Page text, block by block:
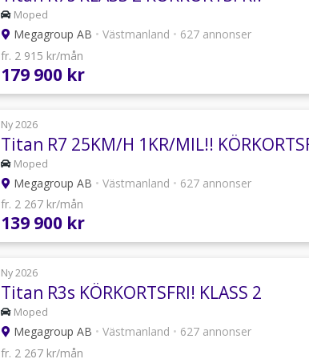
Moped
Megagroup AB • Västmanland • 627 annonser
fr. 2 915 kr/mån
179 900 kr
Ny 2026
Titan R7 25KM/H 1KR/MIL!!
Moped
Megagroup AB • Västmanland • 627 annonser
fr. 2 267 kr/mån
139 900 kr
Ny 2026
Titan R3s KÖRKORTSFRI! KLASS 2
Moped
Megagroup AB • Västmanland • 627 annonser
fr. 2 267 kr/mån